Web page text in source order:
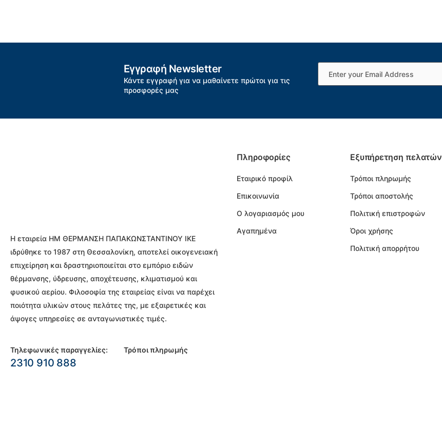
Εγγραφή Newsletter
Κάντε εγγραφή για να μαθαίνετε πρώτοι για τις
προσφορές μας
Η εταιρεία ΗΜ ΘΕΡΜΑΝΣΗ ΠΑΠΑΚΩΝΣΤΑΝΤΙΝΟΥ ΙΚΕ
ιδρύθηκε το 1987 στη Θεσσαλονίκη, αποτελεί οικογενειακή
επιχείρηση και δραστηριοποιείται στο εμπόριο ειδών
θέρμανσης, ύδρευσης, αποχέτευσης, κλιματισμού και
φυσικού αερίου. Φιλοσοφία της εταιρείας είναι να παρέχει
ποιότητα υλικών στους πελάτες της, με εξαιρετικές και
άψογες υπηρεσίες σε ανταγωνιστικές τιμές.
Τηλεφωνικές παραγγελίες:
2310 910 888
Τρόποι πληρωμής
Πληροφορίες
Εταιρικό προφίλ
Επικοινωνία
Ο λογαριασμός μου
Αγαπημένα
Εξυπήρετηση πελατών
Τρόποι πληρωμής
Τρόποι αποστολής
Πολιτική επιστροφών
Όροι χρήσης
Πολιτική απορρήτου